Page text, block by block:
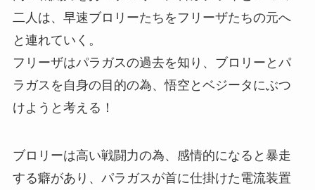
二人は、早速ブロリーたちをフリーザたちの元へ
と連れていく。
フリーザはパラガスの過去を知り、ブロリーとパ
ラガスを自身の目的の為、悟空とベジータにぶつ
けようと考える！
ブロリーは高い戦闘力の為、感情的になると暴走
する癖があり、パラガスが首に仕掛けた電流装置